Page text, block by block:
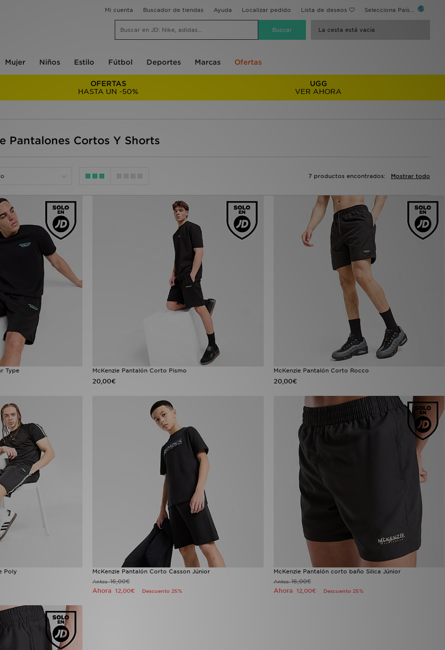
Mi cuenta Buscador de tiendas Ayuda Localizar pedido Lista de deseos Selecciona País...
La cesta está vacía
Mujer Niños Estilo Fútbol Deportes Marcas Ofertas
OFERTAS
HASTA UN -50%
UGG
VER AHORA
Pantalones Cortos Y Shorts
Mostrar todo
7 productos encontrados:
Type McKenzie Pantalón Corto Pismo
20,00€
McKenzie Pantalón Corto Rocco
20,00€
Poly McKenzie Pantalón Corto Casson Júnior
Antes16,00€
Ahora12,00€ Descuento 25%
McKenzie Pantalón corto baño Silica Júnior
Antes16,00€
Ahora 12,00€ Descuento 25%